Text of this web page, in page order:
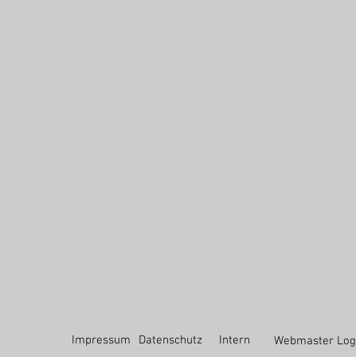
Impressum Datenschutz Intern Webmaster